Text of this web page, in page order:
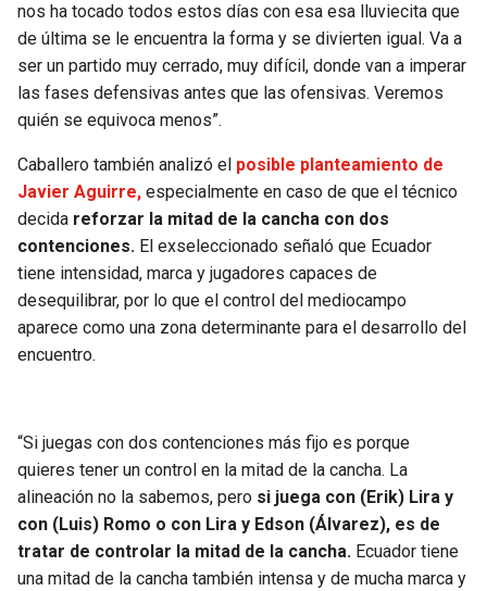
SAINTS
BUCCANEERS
nos ha tocado todos estos días con esa esa lluviecita que
de última se le encuentra la forma y se divierten igual. Va a
ser un partido muy cerrado, muy difícil, donde van a imperar
las fases defensivas antes que las ofensivas. Veremos
quién se equivoca menos”.
Caballero también analizó el posible planteamiento de
Javier Aguirre, especialmente en caso de que el técnico
decida reforzar la mitad de la cancha con dos
contenciones. El exseleccionado señaló que Ecuador
tiene intensidad, marca y jugadores capaces de
desequilibrar, por lo que el control del mediocampo
aparece como una zona determinante para el desarrollo del
encuentro.
“Si juegas con dos contenciones más fijo es porque
quieres tener un control en la mitad de la cancha. La
alineación no la sabemos, pero si juega con (Erik) Lira y
con (Luis) Romo o con Lira y Edson (Álvarez), es de
tratar de controlar la mitad de la cancha. Ecuador tiene
una mitad de la cancha también intensa y de mucha marca y